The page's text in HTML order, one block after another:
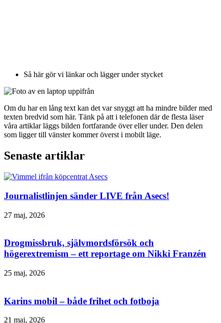
Så här gör vi länkar och lägger under stycket
Om du har en lång text kan det var snyggt att ha mindre bilder med
texten bredvid som här. Tänk på att i telefonen där de flesta läser
våra artiklar läggs bilden fortfarande över eller under. Den delen
som ligger till vänster kommer överst i mobilt läge.
Senaste artiklar
Journalistlinjen sänder LIVE från Asecs!
27 maj, 2026
Drogmissbruk, självmordsförsök och
högerextremism – ett reportage om Nikki Franzén
25 maj, 2026
Karins mobil – både frihet och fotboja
21 maj, 2026